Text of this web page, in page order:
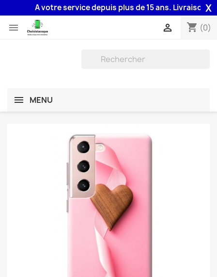
A votre service depuis plus de 15 ans. Livraison 48HX
 shopping_cart (0)

MENU